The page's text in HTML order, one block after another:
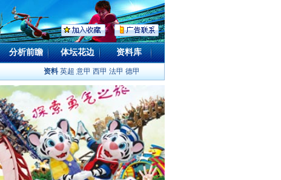
分析前瞻 体坛花边 资料库
资料 英超 意甲 西甲 法甲 德甲